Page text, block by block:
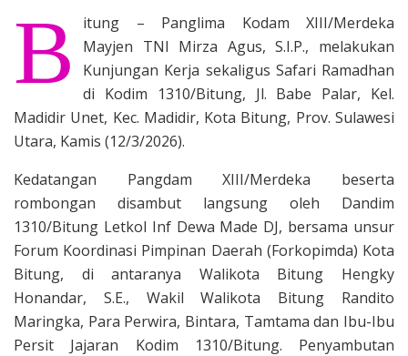
B
itung – Panglima Kodam XIII/Merdeka
Mayjen TNI Mirza Agus, S.I.P., melakukan
Kunjungan Kerja sekaligus Safari Ramadhan
di Kodim 1310/Bitung, Jl. Babe Palar, Kel.
Madidir Unet, Kec. Madidir, Kota Bitung, Prov. Sulawesi
Utara, Kamis (12/3/2026).
Kedatangan Pangdam XIII/Merdeka beserta
rombongan disambut langsung oleh Dandim
1310/Bitung Letkol Inf Dewa Made DJ, bersama unsur
Forum Koordinasi Pimpinan Daerah (Forkopimda) Kota
Bitung, di antaranya Walikota Bitung Hengky
Honandar, S.E., Wakil Walikota Bitung Randito
Maringka, Para Perwira, Bintara, Tamtama dan Ibu-Ibu
Persit Jajaran Kodim 1310/Bitung. Penyambutan